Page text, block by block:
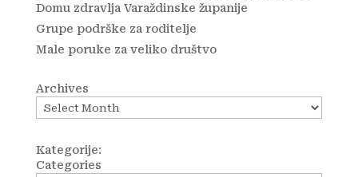
Domu zdravlja Varaždinske županije
Grupe podrške za roditelje
Male poruke za veliko društvo
Archives
Kategorije:
Categories